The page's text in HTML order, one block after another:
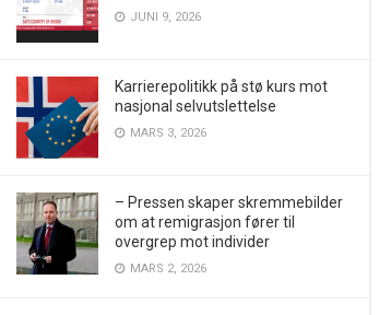
JUNI 9, 2026
Karrierepolitikk på stø kurs mot
nasjonal selvutslettelse
MARS 3, 2026
– Pressen skaper skremmebilder
om at remigrasjon fører til
overgrep mot individer
MARS 2, 2026